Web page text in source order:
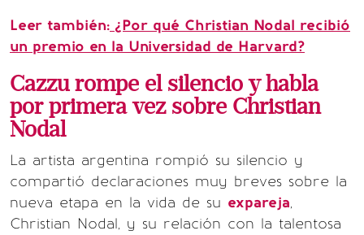
Leer también: ¿Por qué Christian Nodal recibió
un premio en la Universidad de Harvard?
Cazzu rompe el silencio y habla
por primera vez sobre Christian
Nodal
La artista argentina rompió su silencio y
compartió declaraciones muy breves sobre la
nueva etapa en la vida de su expareja,
Christian Nodal, y su relación con la talentosa